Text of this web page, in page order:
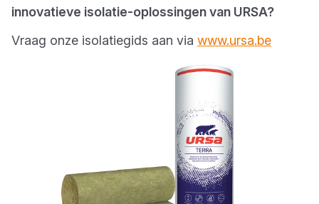
innovatieve isolatie-oplossingen van URSA?
Vraag onze isolatiegids aan via www.ursa.be